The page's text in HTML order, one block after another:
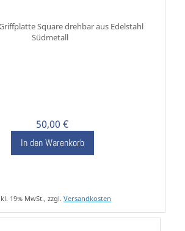
Square drehbar aus Edelstahl
Südmetall
50,00 €
In den Warenkorb
19% MwSt., zzgl. Versandkosten